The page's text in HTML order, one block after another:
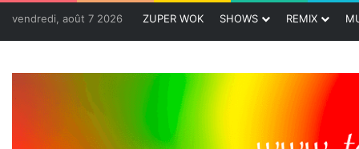
vendredi, août 7 2026 ZUPER WOK SHOWS REMIX